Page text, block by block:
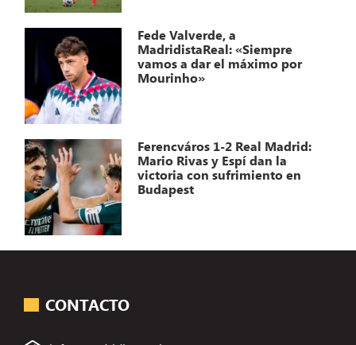
Fede Valverde, a
MadridistaReal: «Siempre
vamos a dar el máximo por
Mourinho»
Ferencváros 1-2 Real Madrid:
Mario Rivas y Espí dan la
victoria con sufrimiento en
Budapest
CONTACTO